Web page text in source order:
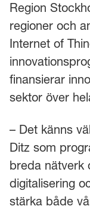
Region
regioner och
Internet of
finansierar
sektor över
– Det känns
Ditz som
breda nätverk
digitalisering
stärka både